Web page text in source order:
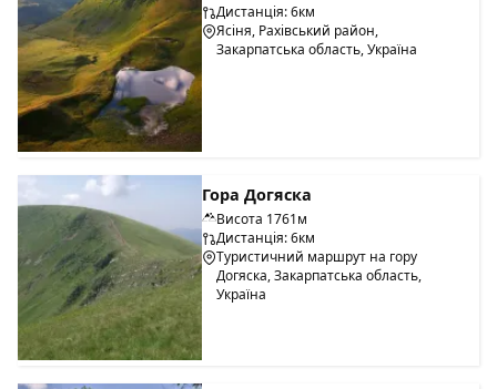
Дистанція: 6км
Ясіня, Рахівський район,
Закарпатська область, Україна
Гора Догяска
Висота 1761м
Дистанція: 6км
Туристичний маршрут на гору
Догяска, Закарпатська область,
Україна